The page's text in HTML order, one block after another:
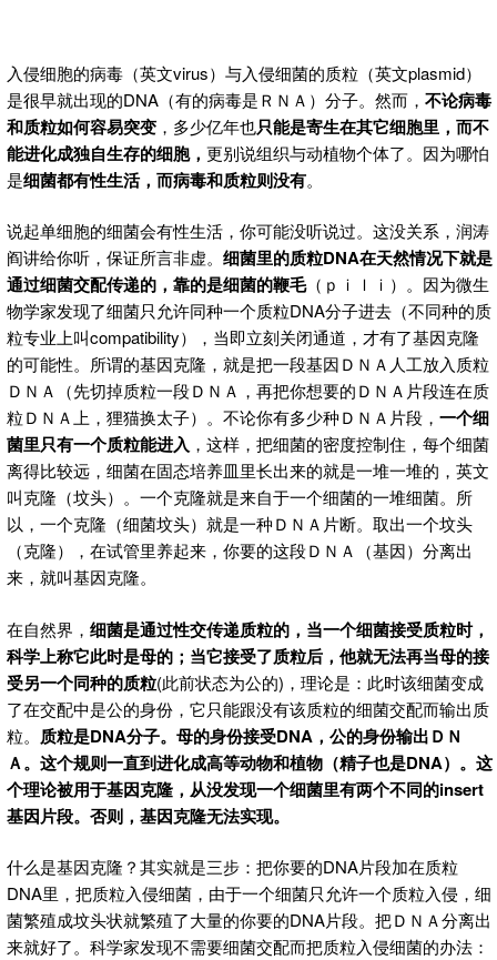
入侵细胞的病毒（英文virus）与入侵细菌的质粒（英文plasmid）
是很早就出现的DNA（有的病毒是ＲＮＡ）分子。然而， 不论病毒
和质粒如何容易突变 ，多少亿年也只能是寄生在其它细胞里，而不
能进化成独自生存的细胞， 更别说组织与动植物个体了。因为哪怕
是细菌都有性生活，而病毒和质粒则没有。
说起单细胞的细菌会有性生活，你可能没听说过。这没关系，润涛
阎讲给你听，保证所言非虚。 细菌里的质粒DNA在天然情况下就是
通过细菌交配传递的，靠的是细菌的鞭毛（ｐｉｌｉ）。因为微生
物学家发现了细菌只允许同种一个质粒DNA分子进去（不同种的质
粒专业上叫compatibility），当即立刻关闭通道，才有了基因克隆
的可能性。所谓的基因克隆，就是把一段基因ＤＮＡ人工放入质粒
ＤＮＡ（先切掉质粒一段ＤＮＡ，再把你想要的ＤＮＡ片段连在质
粒ＤＮＡ上，狸猫换太子）。不论你有多少种ＤＮＡ片段， 一个细
菌里只有一个质粒能进入 ，这样，把细菌的密度控制住，每个细菌
离得比较远，细菌在固态培养皿里长出来的就是一堆一堆的，英文
叫克隆（坟头）。一个克隆就是来自于一个细菌的一堆细菌。所
以，一个克隆（细菌坟头）就是一种ＤＮＡ片断。取出一个坟头
（克隆），在试管里养起来，你要的这段ＤＮＡ（基因）分离出
来，就叫基因克隆。
在自然界， 细菌是通过性交传递质粒的，当一个细菌接受质粒时，
科学上称它此时是母的；当它接受了质粒后，他就无法再当母的接
受另一个同种的质粒(此前状态为公的)，理论是：此时该细菌变成
了在交配中是公的身份，它只能跟没有该质粒的细菌交配而输出质
粒。 质粒是DNA分子。母的身份接受DNA ，公的身份输出ＤＮ
Ａ。这个规则一直到进化成高等动物和植物（精子也是DNA）。这
个理论被用于基因克隆，从没发现一个细菌里有两个不同的insert
基因片段。否则，基因克隆无法实现。
什么是基因克隆？其实就是三步：把你要的DNA片段加在质粒
DNA里，把质粒入侵细菌，由于一个细菌只允许一个质粒入侵，细
菌繁殖成坟头状就繁殖了大量的你要的DNA片段。把ＤＮＡ分离出
来就好了。科学家发现不需要细菌交配而把质粒入侵细菌的办法：